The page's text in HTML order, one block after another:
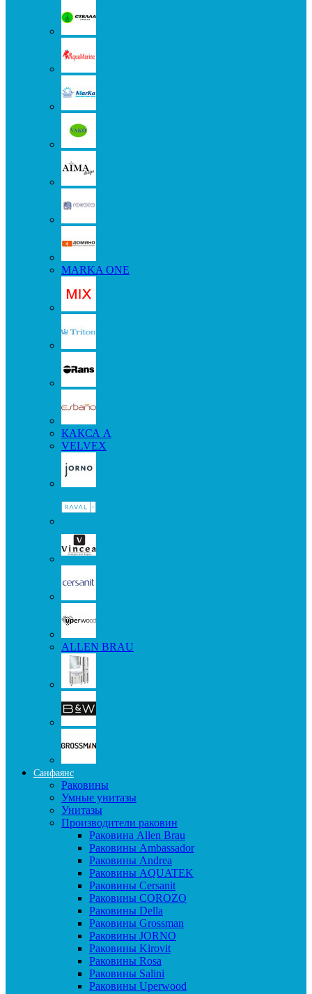
MARKA ONE
КАКСА А
VELVEX
ALLEN BRAU
Санфаянс
Раковины
Умные унитазы
Унитазы
Производители раковин
Раковина Allen Brau
Раковины Ambassador
Раковины Andrea
Раковины AQUATEK
Раковины Cersanit
Раковины COROZO
Раковины Della
Раковины Grossman
Раковины JORNO
Раковины Kirovit
Раковины Rosa
Раковины Salini
Раковины Uperwood